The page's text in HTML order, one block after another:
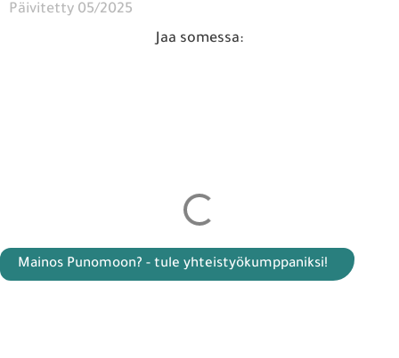
Päivitetty 05/2025
Jaa somessa:
Mainos Punomoon? - tule yhteistyökumppaniksi!